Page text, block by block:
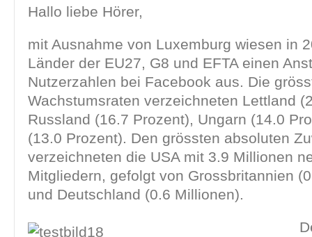
Hallo liebe Hörer,
mit Ausnahme von Luxemburg wiesen in
Länder der EU27, G8 und EFTA einen
Nutzerzahlen bei Facebook aus. Die
Wachstumsraten verzeichneten Lettland
Russland (16.7 Prozent), Ungarn (14.0
(13.0 Prozent). Den grössten absoluten
verzeichneten die USA mit 3.9 Millionen
Mitgliedern, gefolgt von Grossbritannien
und Deutschland (0.6 Millionen).